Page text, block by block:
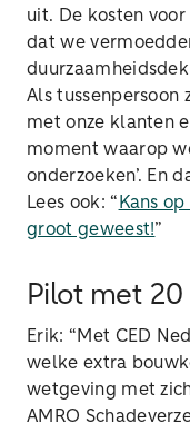
uit. De kosten
dat we
Als tussenpersoon
met onze klanten
moment waarop
onderzoeken’. En
Lees ook: “ Kans
groot geweest!”
Pilot met
Erik: “Met CED
welke extra
wetgeving met
AMRO